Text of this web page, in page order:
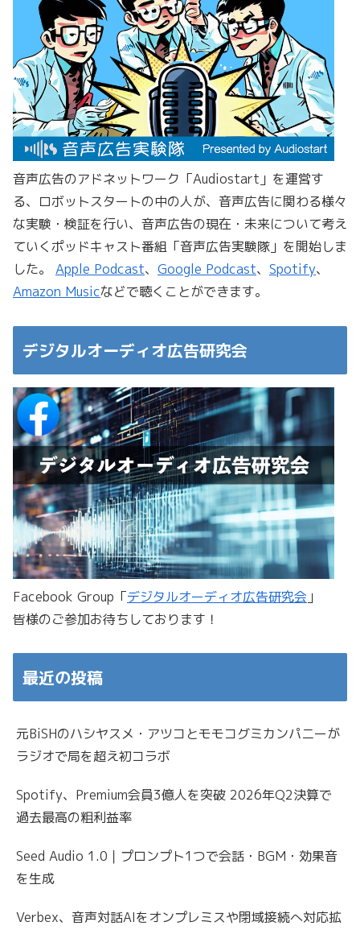
音声広告のアドネットワーク「Audiostart」を運営す
る、ロボットスタートの中の人が、音声広告に関わる様々
な実験・検証を行い、音声広告の現在・未来について考え
ていくポッドキャスト番組「音声広告実験隊」を開始しま
した。 Apple Podcast、 Google Podcast、 Spotify、
Amazon Musicなどで聴くことができます。
デジタルオーディオ広告研究会
Facebook Group「デジタルオーディオ広告研究会 」
皆様のご参加お待ちしております！
最近の投稿
元BiSHのハシヤスメ・アツコとモモコグミカンパニーが
ラジオで局を超え初コラボ
Spotify、Premium会員3億人を突破 2026年Q2決算で
過去最高の粗利益率
Seed Audio 1.0｜プロンプト1つで会話・BGM・効果音
を生成
Verbex、音声対話AIをオンプレミスや閉域接続へ対応拡